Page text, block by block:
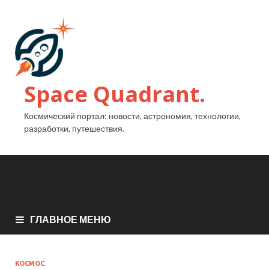
Space Quadrant.
Космический портал: новости, астрономия, технологии,
разработки, путешествия.
ГЛАВНОЕ МЕНЮ
КОСМОС